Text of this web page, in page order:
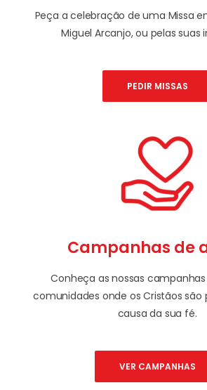
Peça a celebração de uma Missa
Miguel Arcanjo, ou pelas suas
PEDIR MISSAS
Campanhas de
Conheça as nossas
comunidades onde os Cristãos são
causa da sua fé.
VER CAMPANHAS